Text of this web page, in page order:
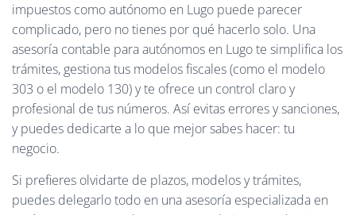
impuestos como autónomo en Lugo puede parecer
complicado, pero no tienes por qué hacerlo solo. Una
asesoría contable para autónomos en Lugo te simplifica los
trámites, gestiona tus modelos fiscales (como el modelo
303 o el modelo 130) y te ofrece un control claro y
profesional de tus números. Así evitas errores y sanciones,
y puedes dedicarte a lo que mejor sabes hacer: tu
negocio.
Si prefieres olvidarte de plazos, modelos y trámites,
puedes delegarlo todo en una asesoría especializada en